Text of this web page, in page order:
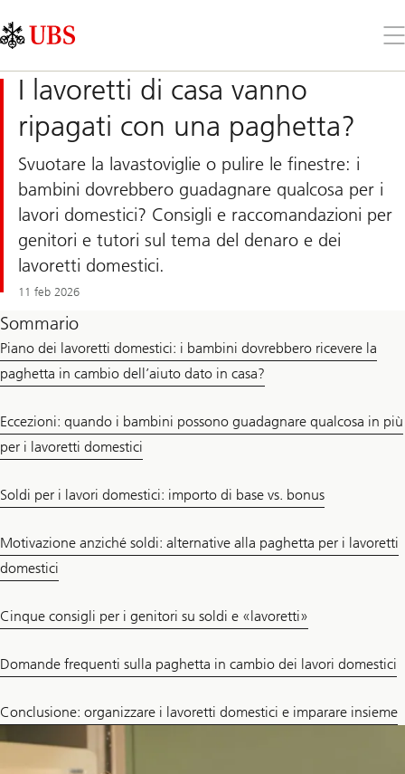
Links
Area
il
I lavoretti di casa vanno
ripagati con una paghetta?
Svuotare la lavastoviglie o pulire le finestre: i
bambini dovrebbero guadagnare qualcosa per i
lavori domestici? Consigli e raccomandazioni per
genitori e tutori sul tema del denaro e dei
lavoretti domestici.
11 feb 2026
Sommario
Piano dei lavoretti domestici: i bambini dovrebbero ricevere la
paghetta in cambio dell’aiuto dato in casa?
Eccezioni: quando i bambini possono guadagnare qualcosa in più
per i lavoretti domestici
Soldi per i lavori domestici: importo di base vs. bonus
Motivazione anziché soldi: alternative alla paghetta per i lavoretti
domestici
Cinque consigli per i genitori su soldi e «lavoretti»
Domande frequenti sulla paghetta in cambio dei lavori domestici
Conclusione: organizzare i lavoretti domestici e imparare insieme